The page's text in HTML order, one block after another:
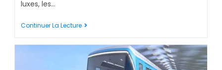
luxes, les…
Continuer La Lecture